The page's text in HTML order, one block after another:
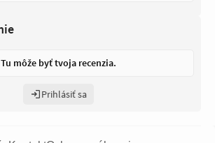
Tu môže byť tvoja recenzia.
Prihlásiť sa